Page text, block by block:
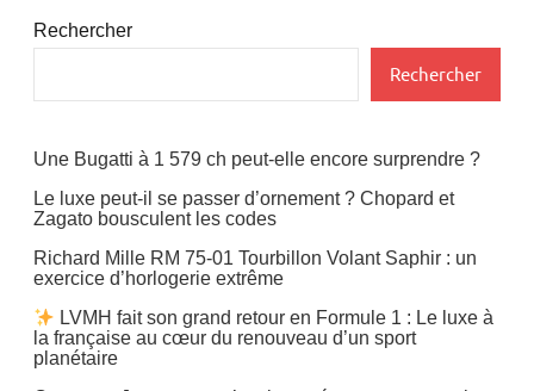
Rechercher
Rechercher
Une Bugatti à 1 579 ch peut-elle encore surprendre ?
Le luxe peut-il se passer d’ornement ? Chopard et
Zagato bousculent les codes
Richard Mille RM 75-01 Tourbillon Volant Saphir : un
exercice d’horlogerie extrême
LVMH fait son grand retour en Formule 1 : Le luxe à
la française au cœur du renouveau d’un sport
planétaire